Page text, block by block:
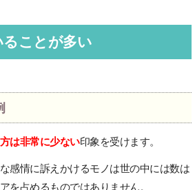
ことが多い
は非常に少ない印象を受けます。
感情に訴えかけるモノは世の中には数は
を占めるものではありません。